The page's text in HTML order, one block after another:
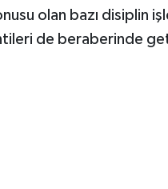
olan bazı disiplin
de beraberinde